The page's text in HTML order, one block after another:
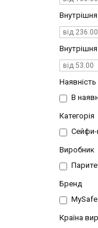
Наявність
В
Категорія
Сейфи-
Виробник
Бренд
MySafe
Країна